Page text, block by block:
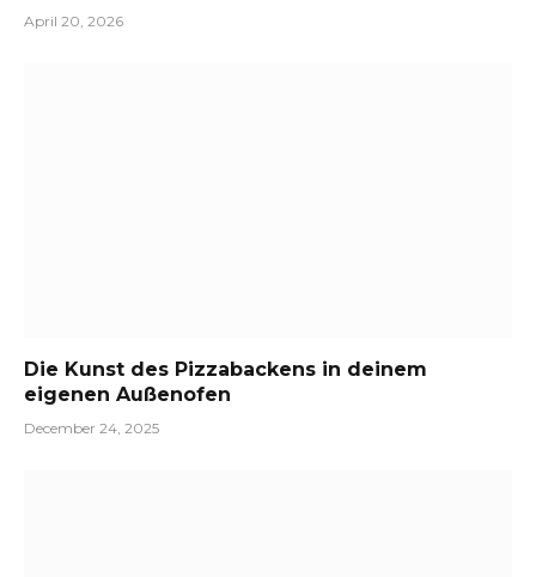
April 20, 2026
Die Kunst des Pizzabackens in deinem
eigenen Außenofen
December 24, 2025